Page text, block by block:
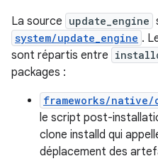
La source update_engine
system/update_engine .
sont répartis entre
packages :
frameworks/
le script post-
clone installd qui
déplacement des